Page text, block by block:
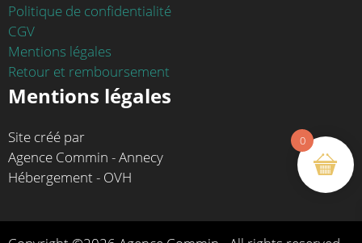
Politique de confidentialité
CGV
Mentions légales
Retour et remboursement
Mentions légales
Site créé par
Agence Commin - Annecy
Hébergement - OVH
0